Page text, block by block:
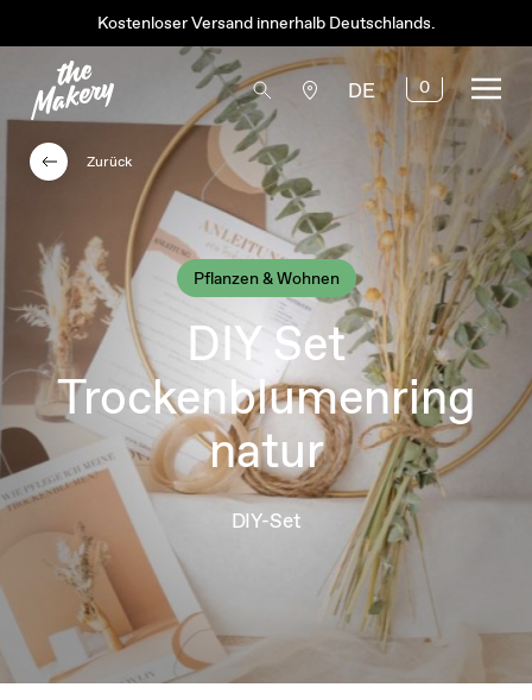
Kostenloser Versand innerhalb Deutschlands.
DE 0
Pflanzen & Wohnen
DIY Set
Trockenblumenring
natur
DIY-Set
Zurück